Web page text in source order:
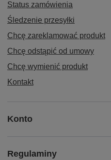
Status zamówienia
Śledzenie przesyłki
Chcę zareklamować produkt
Chcę odstąpić od umowy
Chcę wymienić produkt
Kontakt
Konto
Regulaminy